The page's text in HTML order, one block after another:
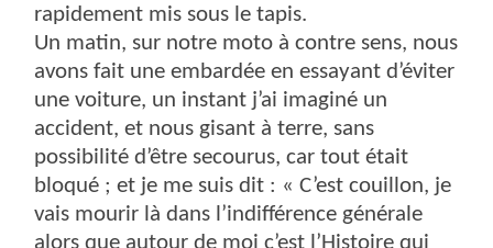
rapidement mis sous le tapis.
Un matin, sur notre moto à contre sens, nous
avons fait une embardée en essayant d’éviter
une voiture, un instant j’ai imaginé un
accident, et nous gisant à terre, sans
possibilité d’être secourus, car tout était
bloqué ; et je me suis dit : « C’est couillon, je
vais mourir là dans l’indifférence générale